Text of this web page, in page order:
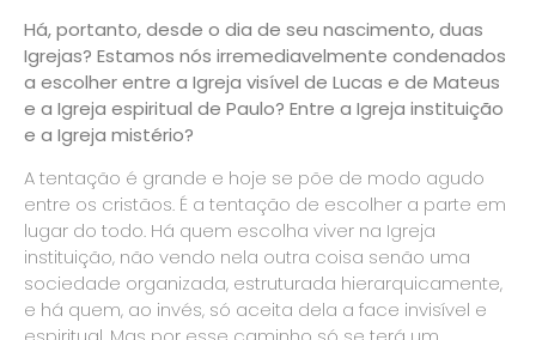
Há, portanto, desde o dia de seu nascimento, duas
Igrejas? Estamos nós irremediavelmente condenados
a escolher entre a Igreja visível de Lucas e de Mateus
e a Igreja espiritual de Paulo? Entre a Igreja instituição
e a Igreja mistério?
A tentação é grande e hoje se põe de modo agudo
entre os cristãos. É a tentação de escolher a parte em
lugar do todo. Há quem escolha viver na Igreja
instituição, não vendo nela outra coisa senão uma
sociedade organizada, estruturada hierarquicamente,
e há quem, ao invés, só aceita dela a face invisível e